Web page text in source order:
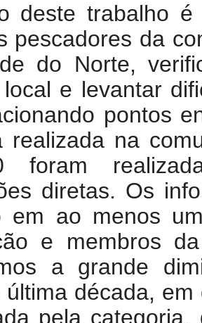
deste trabalho é
pescadores da
do Norte,
e levantar
pontos
realizada na
foram
diretas. Os
em ao menos
e membros
a grande
última década,
pela